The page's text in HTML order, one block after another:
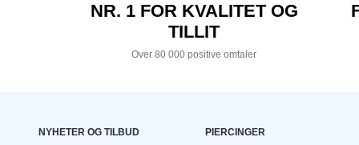
NR. 1 FOR KVALITET OG
TILLIT
Over 80 000 positive omtaler
NYHETER OG TILBUD PIERCINGER